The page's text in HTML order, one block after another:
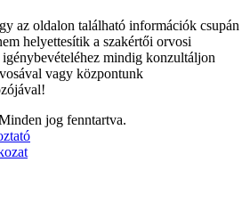
az oldalon található információk csupán
helyettesítik a szakértői orvosi
mindig konzultáljon
vagy központunk
jog fenntartva.